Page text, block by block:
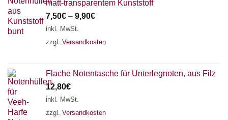
matt-transparentem Kunststoff
7,50€ – 9,90€
inkl. MwSt.
zzgl. Versandkosten
Flache Notentasche für Unterlegnoten, aus Filz
12,80€
inkl. MwSt.
zzgl. Versandkosten